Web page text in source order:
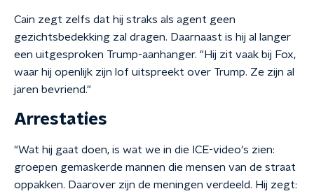
Cain zegt zelfs dat hij straks als agent geen
gezichtsbedekking zal dragen. Daarnaast is hij al langer
een uitgesproken Trump-aanhanger. "Hij zit vaak bij Fox,
waar hij openlijk zijn lof uitspreekt over Trump. Ze zijn al
jaren bevriend."
Arrestaties
"Wat hij gaat doen, is wat we in die ICE-video's zien:
groepen gemaskerde mannen die mensen van de straat
oppakken. Daarover zijn de meningen verdeeld. Hij zegt: